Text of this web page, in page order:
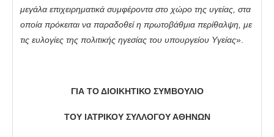
μεγάλα επιχειρηματικά συμφέροντα στο χώρο της υγείας, στα
οποία πρόκειται να παραδοθεί η πρωτοβάθμια περίθαλψη, με
τις ευλογίες της πολιτικής ηγεσίας του υπουργείου Υγείας».
ΓΙΑ ΤΟ ΔΙΟΙΚΗΤΙΚΟ ΣΥΜΒΟΥΛΙΟ
ΤΟΥ ΙΑΤΡΙΚΟΥ ΣΥΛΛΟΓΟΥ ΑΘΗΝΩΝ